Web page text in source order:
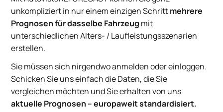
unkompliziert in nur einem einzigen Schrittmehrere
Prognosen für dasselbe Fahrzeug mit
unterschiedlichen Alters- / Laufleistungsszenarien
erstellen.
Sie müssen sich nirgendwo anmelden oder einloggen.
Schicken Sie uns einfach die Daten, die Sie
vergleichen möchten und Sie erhalten von uns
aktuelle Prognosen – europaweit standardisiert.